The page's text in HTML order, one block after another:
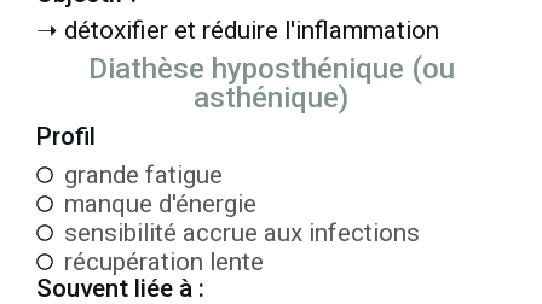
➝ détoxifier et réduire l'inflammation
Diathèse hyposthénique (ou
asthénique)
Profil
grande fatigue
manque d'énergie
sensibilité accrue aux infections
récupération lente
Souvent liée à :